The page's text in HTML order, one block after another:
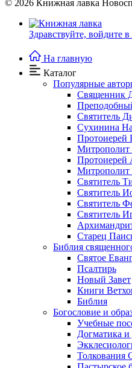
© 2026 Книжная лавка
Здравствуйте, войдите
На главную
Каталог
Популярные
Священник
Святитель
Сухинина
Протоиерей
Протоиерей
Святитель
Святитель
Cвятитель
Святитель
Старец
Библия
Святое
Псалтирь
Новый Завет
Книги
Библия
Богословие и
Учебные
Догматика и
Толкования